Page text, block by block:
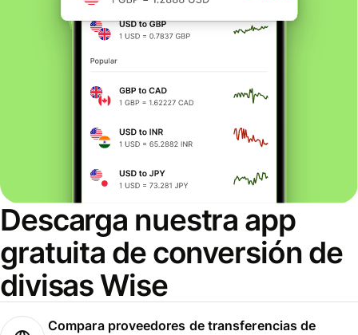
Descarga nuestra app
gratuita de conversión de
divisas Wise
Compara proveedores de transferencias de